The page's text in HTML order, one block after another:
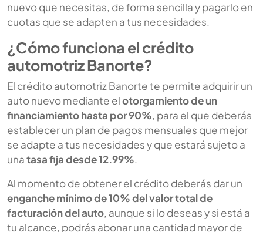
nuevo que necesitas, de forma sencilla y pagarlo en
cuotas que se adapten a tus necesidades.
¿Cómo funciona el crédito
automotriz Banorte?
El crédito automotriz Banorte te permite adquirir un
auto nuevo mediante elotorgamiento de un
financiamiento hasta por 90%, para el que deberás
establecer un plan de pagos mensuales que mejor
se adapte a tus necesidades y que estará sujeto a
unatasa fija desde 12.99%.
Al momento de obtener el crédito deberás dar un
enganche mínimo de 10% del valor total de
facturación del auto, aunque si lo deseas y si está a
tu alcance, podrás abonar una cantidad mayor de